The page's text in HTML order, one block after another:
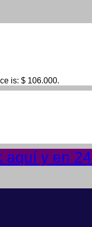
is: $ 106.000.
y en